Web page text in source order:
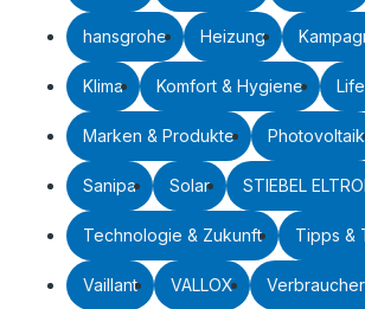
hansgrohe Heizung
Klima Komfort & Hygiene
Marken & Produkte Photovoltaik
Sanipa Solar STIEBEL
Technologie & Zukunft Tipps &
Vaillant VALLOX